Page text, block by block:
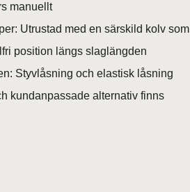
manuellt
Utrustad med en särskild kolv som
position längs slaglängden
Styvlåsning och elastisk låsning
kundanpassade alternativ finns